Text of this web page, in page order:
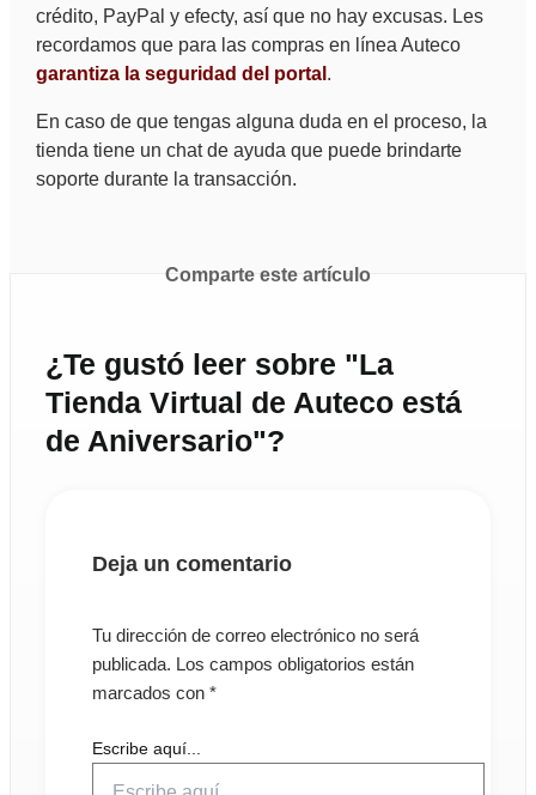
crédito, PayPal y efecty, así que no hay excusas. Les
recordamos que para las compras en línea Auteco
garantiza la seguridad del portal .
En caso de que tengas alguna duda en el proceso, la
tienda tiene un chat de ayuda que puede brindarte
soporte durante la transacción.
Comparte este artículo
¿Te gustó leer sobre "La
Tienda Virtual de Auteco está
de Aniversario"?
Deja un comentario
Tu dirección de correo electrónico no será
publicada. Los campos obligatorios están
marcados con *
Escribe aquí...